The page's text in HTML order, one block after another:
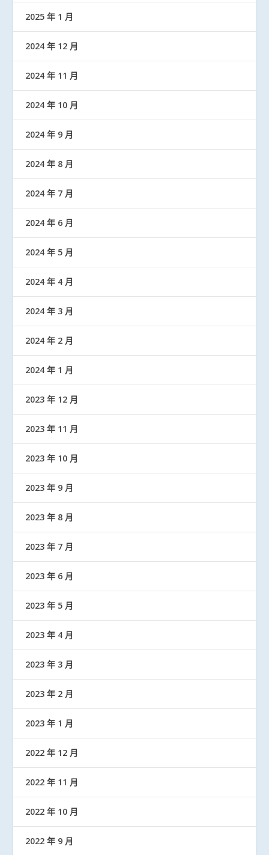
2025 年 1 月
2024 年 12 月
2024 年 11 月
2024 年 10 月
2024 年 9 月
2024 年 8 月
2024 年 7 月
2024 年 6 月
2024 年 5 月
2024 年 4 月
2024 年 3 月
2024 年 2 月
2024 年 1 月
2023 年 12 月
2023 年 11 月
2023 年 10 月
2023 年 9 月
2023 年 8 月
2023 年 7 月
2023 年 6 月
2023 年 5 月
2023 年 4 月
2023 年 3 月
2023 年 2 月
2023 年 1 月
2022 年 12 月
2022 年 11 月
2022 年 10 月
2022 年 9 月